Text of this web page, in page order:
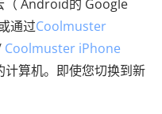
（ Android的 Google
通过Coolmuster
Coolmuster iPhone
计算机。即使您切换到新